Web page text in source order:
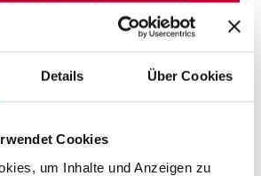
Details Über Cookies
Cookies
um Inhalte und Anzeigen zu
Mehr